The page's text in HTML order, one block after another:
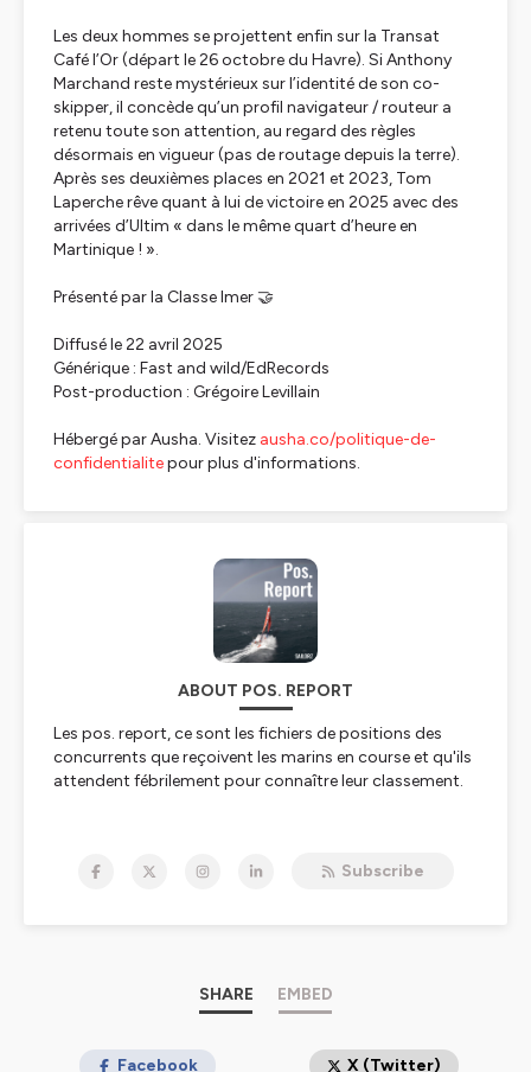
Les deux hommes se projettent enfin sur la Transat
Café l’Or (départ le 26 octobre du Havre). Si Anthony
Marchand reste mystérieux sur l’identité de son co-
skipper, il concède qu’un profil navigateur / routeur a
retenu toute son attention, au regard des règles
désormais en vigueur (pas de routage depuis la terre).
Après ses deuxièmes places en 2021 et 2023, Tom
Laperche rêve quant à lui de victoire en 2025 avec des
arrivées d’Ultim « dans le même quart d’heure en
Martinique ! ».
Présenté par la Classe Imer 🤝
Diffusé le 22 avril 2025
Générique : Fast and wild/EdRecords
Post-production : Grégoire Levillain
Hébergé par Ausha. Visitez ausha.co/politique-de-
confidentialitepour plus d'informations.
ABOUT POS. REPORT
Les pos. report,ce sont les fichiers de positions des
concurrents que reçoivent les marins en course et qu'ils
attendent fébrilement pour connaître leur classement.
de compétition sous toutes ses coutures en
, le média expert de la voile de
Pour vous abonner, c'est ici :
Subscribe
SHARE EMBED
Facebook X (Twitter)